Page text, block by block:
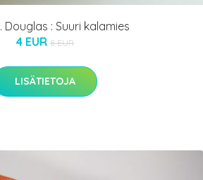
Douglas : Suuri kalamies
4 EUR 8 EUR
LISÄTIETOJA